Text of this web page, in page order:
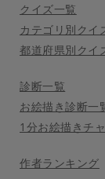
クイズ一覧
カテゴリ別クイ
都道府県別クイ
診断一覧
お絵描き診断一
1分お絵描きチ
作者ランキング